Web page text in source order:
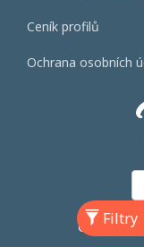
Filtry
Ceník profilů
Ochrana osobních
©2026